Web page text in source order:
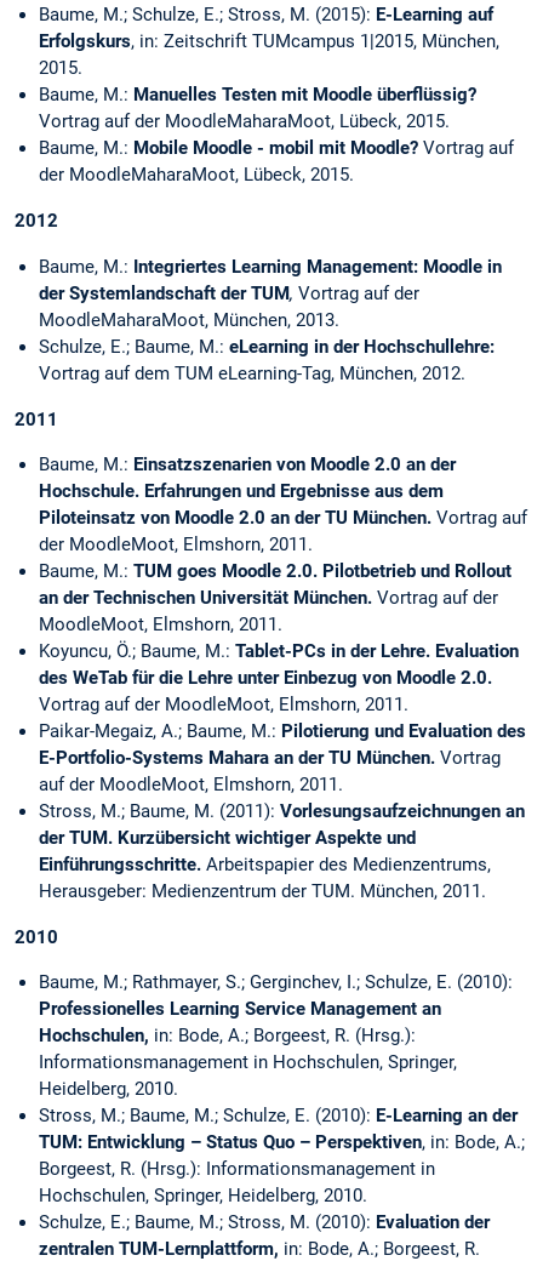
Baume, M.; Schulze, E.; Stross, M. (2015): E-Learning auf
Erfolgskurs, in: Zeitschrift TUMcampus 1|2015, München,
2015.
Baume, M.: Manuelles Testen mit Moodle überflüssig?
Vortrag auf der MoodleMaharaMoot, Lübeck, 2015.
Baume, M.: Mobile Moodle - mobil mit Moodle? Vortrag auf
der MoodleMaharaMoot, Lübeck, 2015.
2012
Baume, M.: Integriertes Learning Management: Moodle in
der Systemlandschaft der TUM, Vortrag auf der
MoodleMaharaMoot, München, 2013.
Schulze, E.; Baume, M.: eLearning in der Hochschullehre:
Vortrag auf dem TUM eLearning-Tag, München, 2012.
2011
Baume, M.: Einsatzszenarien von Moodle 2.0 an der
Hochschule. Erfahrungen und Ergebnisse aus dem
Piloteinsatz von Moodle 2.0 an der TU München. Vortrag auf
der MoodleMoot, Elmshorn, 2011.
Baume, M.: TUM goes Moodle 2.0. Pilotbetrieb und Rollout
an der Technischen Universität München. Vortrag auf der
MoodleMoot, Elmshorn, 2011.
Koyuncu, Ö.; Baume, M.: Tablet-PCs in der Lehre. Evaluation
des WeTab für die Lehre unter Einbezug von Moodle 2.0.
Vortrag auf der MoodleMoot, Elmshorn, 2011.
Paikar-Megaiz, A.; Baume, M.: Pilotierung und Evaluation des
E-Portfolio-Systems Mahara an der TU München. Vortrag
auf der MoodleMoot, Elmshorn, 2011.
Stross, M.; Baume, M. (2011): Vorlesungsaufzeichnungen an
der TUM. Kurzübersicht wichtiger Aspekte und
Einführungsschritte. Arbeitspapier des Medienzentrums,
Herausgeber: Medienzentrum der TUM. München, 2011.
2010
Baume, M.; Rathmayer, S.; Gerginchev, I.; Schulze, E. (2010):
Professionelles Learning Service Management an
Hochschulen, in: Bode, A.; Borgeest, R. (Hrsg.):
Informationsmanagement in Hochschulen, Springer,
Heidelberg, 2010.
Stross, M.; Baume, M.; Schulze, E. (2010): E-Learning an der
TUM: Entwicklung – Status Quo – Perspektiven, in: Bode, A.;
Borgeest, R. (Hrsg.): Informationsmanagement in
Hochschulen, Springer, Heidelberg, 2010.
Schulze, E.; Baume, M.; Stross, M. (2010): Evaluation der
zentralen TUM-Lernplattform, in: Bode, A.; Borgeest, R.